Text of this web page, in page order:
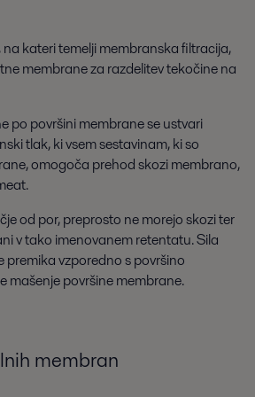
kateri temelji membranska filtracija,
membrane za razdelitev tekočine na
po površini membrane se ustvari
tlak, ki vsem sestavinam, ki so
omogoča prehod skozi membrano,
od por, preprosto ne morejo skozi ter
v tako imenovanem retentatu. Sila
premika vzporedno s površino
mašenje površine membrane.
membran